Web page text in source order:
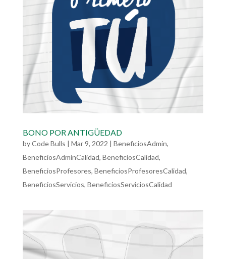
BONO POR ANTIGÜEDAD
byCode Bulls | Mar 9, 2022 | BeneficiosAdmin,
BeneficiosAdminCalidad, BeneficiosCalidad,
BeneficiosProfesores, BeneficiosProfesoresCalidad,
BeneficiosServicios, BeneficiosServiciosCalidad